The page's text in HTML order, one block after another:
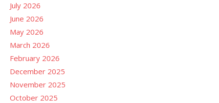
July 2026
June 2026
May 2026
March 2026
February 2026
December 2025
November 2025
October 2025